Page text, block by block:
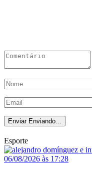
Enviar Enviando...
Esporte
06/08/2026 às 17:28